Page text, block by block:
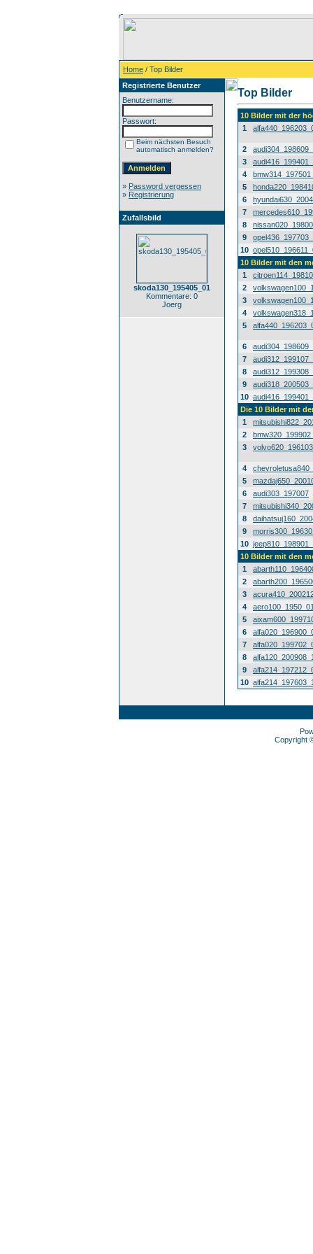
Home / Top Bilder
Registrierte Benutzer
Benutzername:
Passwort:
Beim nächsten Besuch
automatisch anmelden?
» Password vergessen
» Registrierung
Zufallsbild
skoda130_195405_01
Kommentare: 0
Joerg
Top Bilder
10 Bilder mit der
1
2
3
4
5
6
7
8
9
10
10 Bilder mit den
1
2
3
4
5
6
7
8
9
10
Die 10 Bilder mit
1
2
3
4
5
6
audi303_197007
7
8
9
10
10 Bilder mit den
1
2
3
4
5
6
7
8
9
10
Copyright